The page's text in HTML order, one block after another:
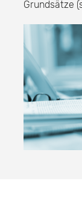
Grundsätze